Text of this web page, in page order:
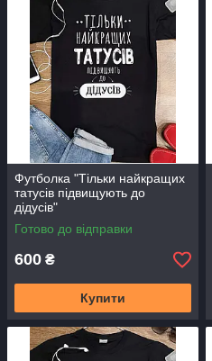
Футболка "Тільки найкращих
татусів підвищують до
дідусів"
Готово до відправки
600 ₴
Купити